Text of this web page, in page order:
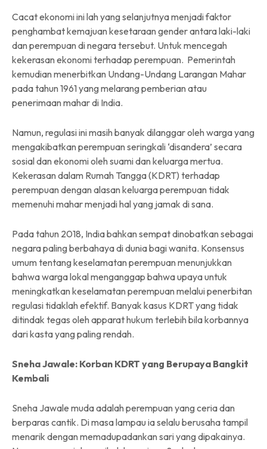
Cacat ekonomi ini lah yang selanjutnya menjadi faktor
penghambat kemajuan kesetaraan gender antara laki-laki
dan perempuan di negara tersebut. Untuk mencegah
kekerasan ekonomi terhadap perempuan. Pemerintah
kemudian menerbitkan Undang-Undang Larangan Mahar
pada tahun 1961 yang melarang pemberian atau
penerimaan mahar di India.
Namun, regulasi ini masih banyak dilanggar oleh warga yang
mengakibatkan perempuan seringkali ‘disandera’ secara
sosial dan ekonomi oleh suami dan keluarga mertua.
Kekerasan dalam Rumah Tangga (KDRT) terhadap
perempuan dengan alasan keluarga perempuan tidak
memenuhi mahar menjadi hal yang jamak di sana.
Pada tahun 2018, India bahkan sempat dinobatkan sebagai
negara paling berbahaya di dunia bagi wanita. Konsensus
umum tentang keselamatan perempuan menunjukkan
bahwa warga lokal menganggap bahwa upaya untuk
meningkatkan keselamatan perempuan melalui penerbitan
regulasi tidaklah efektif. Banyak kasus KDRT yang tidak
ditindak tegas oleh apparat hukum terlebih bila korbannya
dari kasta yang paling rendah.
Sneha Jawale: Korban KDRT yang Berupaya Bangkit
Kembali
Sneha Jawale muda adalah perempuan yang ceria dan
berparas cantik. Di masa lampau ia selalu berusaha tampil
menarik dengan memadupadankan sari yang dipakainya.